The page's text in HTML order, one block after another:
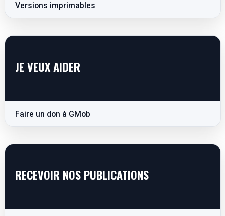
Versions imprimables
JE VEUX AIDER
Faire un don à GMob
RECEVOIR NOS PUBLICATIONS